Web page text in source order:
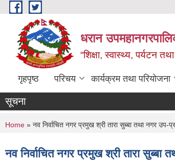
Skip to main content
धरान
“शिक्षा, स्वास्थ्य, पर्यटन
गृहपृष्ठ परिचय कार्यक्रम तथा परियोजना
सूचना
You are here
Home » नव निर्वाचित नगर प्रमुख श्री तारा सुब्बा तथा नगर
नव निर्वाचित नगर प्रमुख श्री तारा